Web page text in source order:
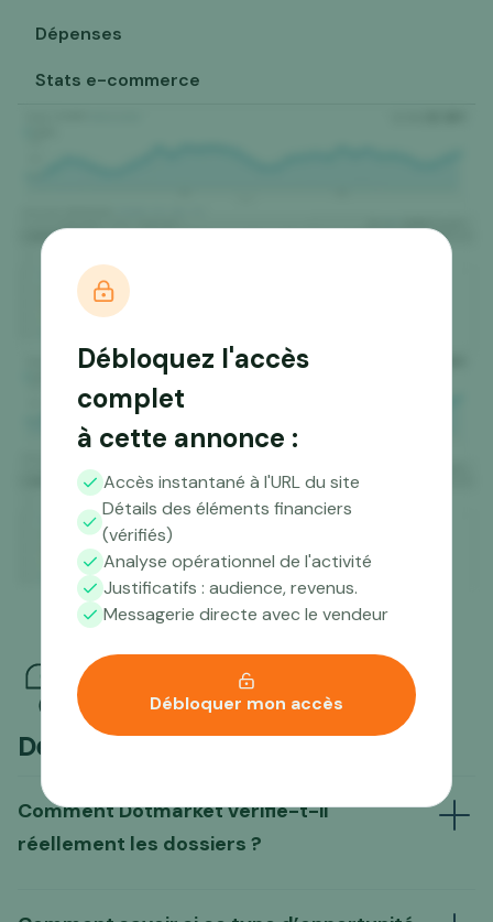
Dépenses
Stats e-commerce
Débloquez l'accès
complet
à cette annonce :
Accès instantané à l'URL du site
Détails des éléments financiers
(vérifiés)
Analyse opérationnel de l'activité
Justificatifs : audience, revenus.
Messagerie directe avec le vendeur
Débloquer mon accès
Des questions ?
Comment Dotmarket vérifie-t-il
réellement les dossiers ?